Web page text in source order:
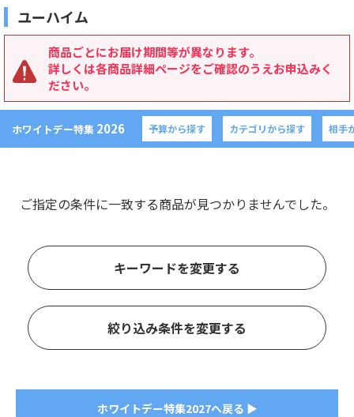
ユーハイム
商品ごとにお届け期間等が異なります。
詳しくは各商品詳細ページをご確認のうえお申込みく
ださい。
ホワイトデー特集 2026 予算から探す カテゴリから探す 相手
ご指定の条件に一致する商品が見つかりませんでした。
キーワードを変更する
絞り込み条件を変更する
ホワイトデー特集2027へ戻る ▶